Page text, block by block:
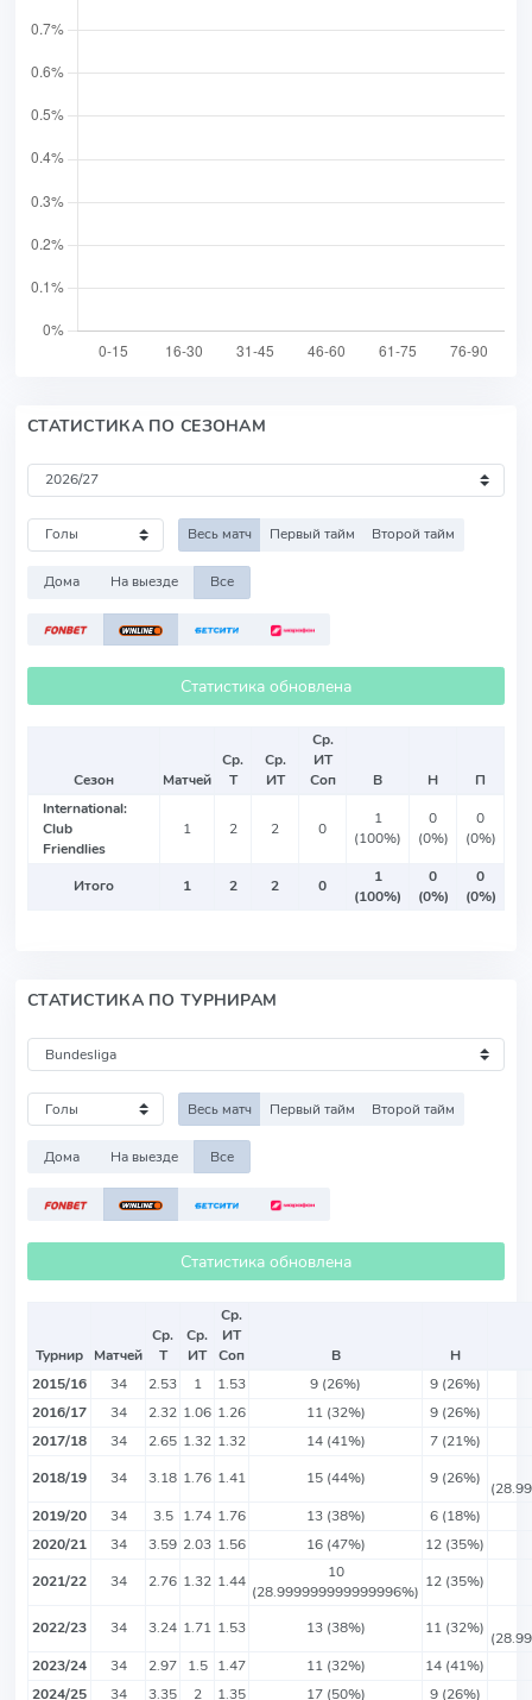
СТАТИСТИКА ПО СЕЗОНАМ
Весь матч Первый тайм Второй тайм
Дома На выезде Все
Статистика обновлена
Сезон Матчей
Ср.
Т
Ср.
ИТ
Ср.
ИТ
Соп
В Н
П
International:
Club
Friendlies
1 2 2 0
1
(100%)
0
(0%)
0
(0%)
Итого 1 2 2 0
1
(100%)
0
(0%)
0
(0%)
СТАТИСТИКА ПО ТУРНИРАМ
Весь матч Первый тайм Второй тайм
Дома На выезде Все
Статистика обновлена
Турнир Матчей
Ср.
Т
Ср.
ИТ
Ср.
ИТ
Соп
В
Н
2015/16
34 2.53 1 1.53 9 (26%)
9 (26%)
2016/17
34 2.32 1.06 1.26 11 (32%)
9 (26%)
2017/18
34 2.65 1.32 1.32 14 (41%)
7 (21%)
2018/19
34 3.18 1.76 1.41 15 (44%) 9 (26%)
2019/20
34 3.5 1.74 1.76 13 (38%)
6 (18%)
2020/21
34 3.59 2.03 1.56 16 (47%)
12 (35%)
2021/22
34 2.76 1.32 1.44
10
(28.999999999999996%)
12 (35%)
2022/23 34 3.24 1.71 1.53 13 (38%) 11 (32%)
2023/24
34 2.97 1.5 1.47 11 (32%)
14 (41%)
2024/25
34 3.35 2 1.35 17 (50%) 9 (26%)